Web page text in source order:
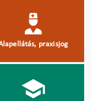
praxisjog